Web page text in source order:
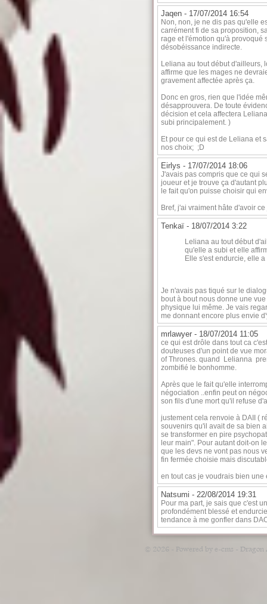
Jaqen - 17/07/2014 16:54
Non, non, je ne dis pas qu'elle
carrément fi de sa proposition,
rage et l'émotion qu'à provoqué
désobéissance indirecte.
Leliana au tout début d'ailleurs,
affirme que les mages ne
gravement affectée après ça.
Donc en gros, rien que l'idée
désapprouvera. De toute
décision et cela affectera
subi principalement. )
Et pour ce qui est de Leliana et
nos choix; ;D
Eirlys - 17/07/2014 18:06
J'avais pas compris que ce qui
joueur et je trouve ça d'autant
le fait qu'on puisse choisir qui
Bref, j'ai vraiment hâte d'avoir
Tenkaï - 18/07/2014 3:22
Leliana au tout début
qu'elle a subi et elle
Elle s'est endurcie, elle
Je n'avais pas tiqué sur le
bout à bout nous donne une
physique lui même. Je vais
me donnant encore plus envie
mrlawyer - 18/07/2014 11:05
ce qui est drôle dans tout ca
douteuses d'un point de vue
of Thrones. quand Lelianna
zombifié le bonhomme.
Après que le fait qu'elle
négociation ..enfin peut on
son fils d'une mort qu'il refuse
justement cela renvoie à DAII (
souvenirs qu'il avait de sa bien
se transformer en pire
leur main". Pour autant doit-on
que les devs ne vont pas nous
fin fermée choisie mais
en tout cas je voudrais bien
Natsumi - 22/08/2014 19:31
Pour ma part, je sais que c'est
profondément blessé et
tendance à me gonfler dans
© 2026 - Powered by e-cms -